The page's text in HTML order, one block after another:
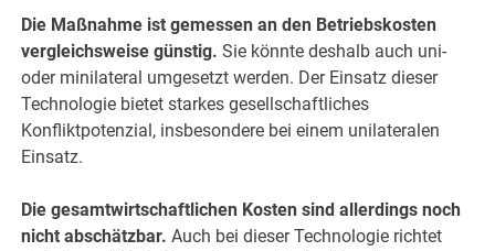
Die Maßnahme ist gemessen an den Betriebskosten
vergleichsweise günstig. Sie könnte deshalb auch uni-
oder minilateral umgesetzt werden. Der Einsatz dieser
Technologie bietet starkes gesellschaftliches
Konfliktpotenzial, insbesondere bei einem unilateralen
Einsatz.
Die gesamtwirtschaftlichen Kosten sind allerdings noch
nicht abschätzbar. Auch bei dieser Technologie richtet